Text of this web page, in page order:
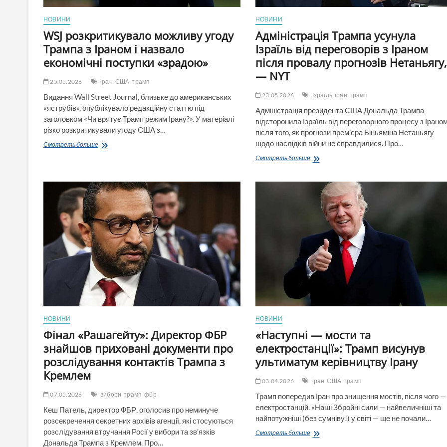
НОВИНИ
WSJ розкритикувало можливу угоду
Трампа з Іраном і назвало
економічні поступки «зрадою»
25.05.2026 іран США трамп
Видання Wall Street Journal, близьке до американських
«яструбів», опублікувало редакційну статтю під
заголовком «Чи врятує Трамп режим Ірану?». У матеріалі
різко розкритикували угоду США з…
Смотреть большеWSJ
Трампа
з
Іраном
і
назвало
економічні
поступки
«зрадою»
НОВИНИ
Адміністрація Трампа усунула
Ізраїль від переговорів з Іраном
після провалу прогнозів Нетаньягу,
— NYT
23.05.2026 Ізраїль іран трамп
Адміністрація президента США Дональда Трампа
відсторонила Ізраїль від переговорного процесу з
після того, як прогнози прем’єра Біньяміна Нетаньягу
щодо наслідків війни не справдилися. Про…
Смотреть большеАдміністрація
Ізраїль
переговорів
Іраном
провалу
прогнозів
Нетаньягу,
—
NYT
НОВИНИ
Фінал «Рашагейту»: Директор ФБР
знайшов приховані документи про
розслідування контактів Трампа з
Кремлем
07.05.2026 вибори трамп фбр
Кеш Патель, директор ФБР, оголосив про неминуче
розсекречення секретних архівів агенції, які стосуються
розслідування втручання Росії у вибори та зв’язків
Дональда Трампа з Кремлем. Про…
НОВИНИ
«Наступні — мости та
електростанції»: Трамп висунув
ультиматум керівництву Ірану
03.04.2026 іран США трамп
Трамп попередив Іран про знищення мостів, після чого —
електростанцій. «Наші Збройні сили — найвеличніші та
найпотужніші (без сумніву!) у світі — ще не почали…
Смотреть больше«Наступні